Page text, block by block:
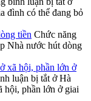
đình có thể đang bỏ
tiền Chức năng
Nhà nước hút dòng
xã hội, phần lớn ở
luận bị tắt ở Hà
hội, phần lớn ở giai